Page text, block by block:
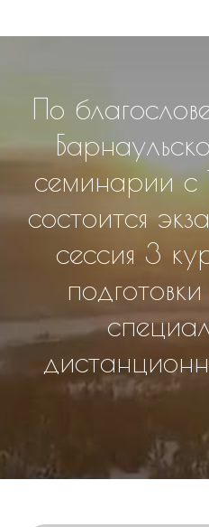
По
семинарии с
состоится
сессия 3